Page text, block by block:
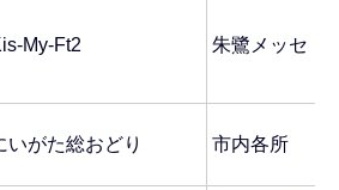
My-Ft2 朱鷺メッセ
いがた総おどり 市内各所